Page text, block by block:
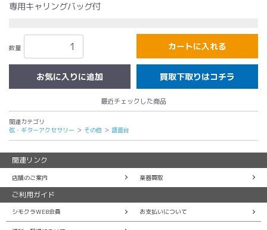
専用キャリングバッグ付
数量 カートに入れる
買取下取りはコチラ
最近チェックした商品
関連カテゴリ
弦・ギターアクセサリー ＞ その他 ＞ 譜面台
関連リンク
店舗のご案内 楽器買取
ご利用ガイド
シモクラWEB会員 お支払いについて